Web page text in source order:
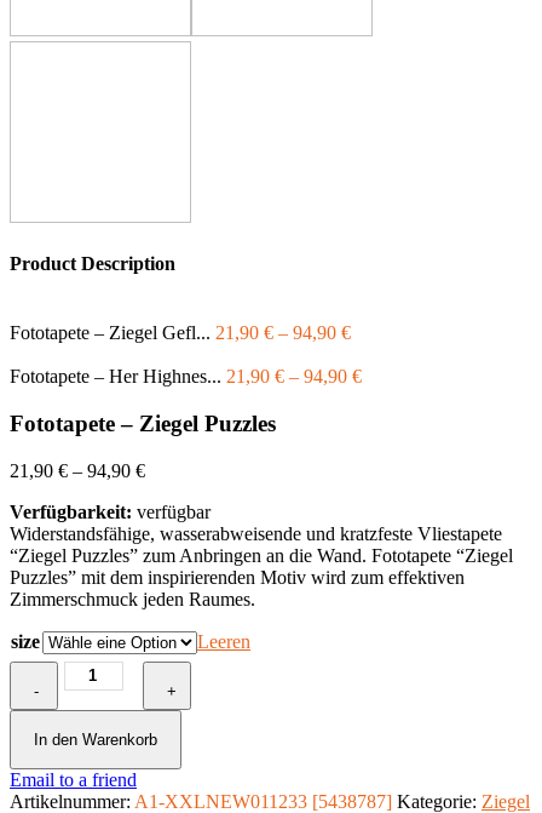
Product Description
Fototapete – Ziegel Gefl... 21,90 € – 94,90 €
Fototapete – Her Highnes... 21,90 € – 94,90 €
Fototapete – Ziegel Puzzles
21,90 € – 94,90 €
Verfügbarkeit: verfügbar
Widerstandsfähige, wasserabweisende und kratzfeste Vliestapete
“Ziegel Puzzles” zum Anbringen an die Wand. Fototapete “Ziegel
Puzzles” mit dem inspirierenden Motiv wird zum effektiven
Zimmerschmuck jeden Raumes.
size Leeren
-
Fototapete
-
Ziegel
Puzzles
+
In den Warenkorb
Email to a friend
Artikelnummer: A1-XXLNEW011233 [5438787] Kategorie: Ziegel